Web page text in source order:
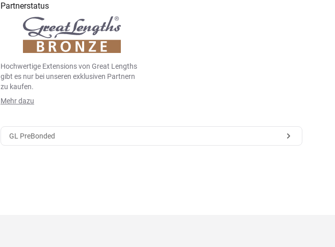
Partnerstatus
Hochwertige Extensions von Great Lengths
gibt es nur bei unseren exklusiven Partnern
zu kaufen.
Mehr dazu
GL PreBonded